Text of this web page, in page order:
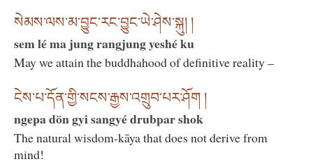
སེམས་ལས་མ་བྱུང་རང་བྱུང་ཡེ་ཤེས་སྐུ། །
sem lé ma jung rangjung yeshé ku
May we attain the buddhahood of definitive reality –
ངེས་པ་དོན་གྱི་སངས་རྒྱས་འགྲུབ་པར་ཤོག །
ngepa dön gyi sangyé drubpar shok
The natural wisdom-kāya that does not derive from
mind!